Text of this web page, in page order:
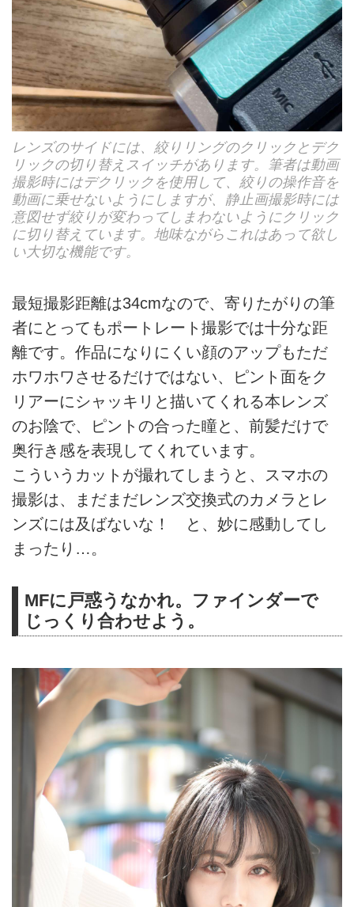
レンズのサイドには、絞りリングのクリックとデク
リックの切り替えスイッチがあります。筆者は動画
撮影時にはデクリックを使用して、絞りの操作音を
動画に乗せないようにしますが、静止画撮影時には
意図せず絞りが変わってしまわないようにクリック
に切り替えています。地味ながらこれはあって欲し
い大切な機能です。
最短撮影距離は34cmなので、寄りたがりの筆
者にとってもポートレート撮影では十分な距
離です。作品になりにくい顔のアップもただ
ホワホワさせるだけではない、ピント面をク
リアーにシャッキリと描いてくれる本レンズ
のお陰で、ピントの合った瞳と、前髪だけで
奥行き感を表現してくれています。
こういうカットが撮れてしまうと、スマホの
撮影は、まだまだレンズ交換式のカメラとレ
ンズには及ばないな！ と、妙に感動してし
まったり…。
MFに戸惑うなかれ。ファインダーで
じっくり合わせよう。